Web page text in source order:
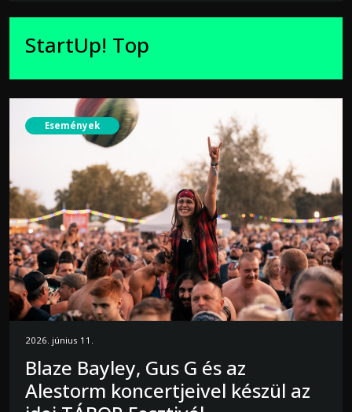
StartUp! Top
Események
2026. június 11.
Blaze Bayley, Gus G és az
Alestorm koncertjeivel készül az